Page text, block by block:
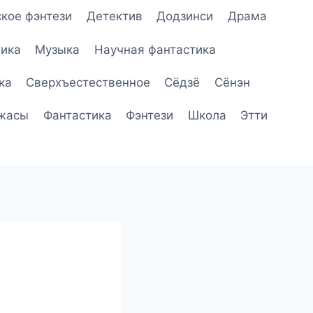
фэнтези Детектив Додзинси Драма
Музыка Научная фантастика
Сверхъестественное Сёдзё Сёнэн
Фантастика Фэнтези Школа Этти